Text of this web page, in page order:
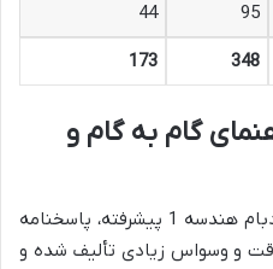
95
44
348
173
گام به گام و
یکی از نقاط قوت اساسی کتاب نردبام هندسه 1 پیشرفته، پاسخنامه
و وسواس زیادی تألیف شده و